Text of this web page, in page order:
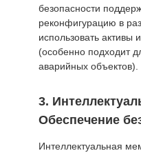
безопасности
реконфигурацию в
использовать активы
(особенно подходит
аварийных объектов).
3.
Обеспечение
Интеллектуальная